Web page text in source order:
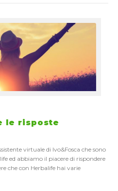
le risposte
virtuale di Ivo&Fosca che sono
ed abbiamo il piacere di rispondere
che con Herbalife hai varie